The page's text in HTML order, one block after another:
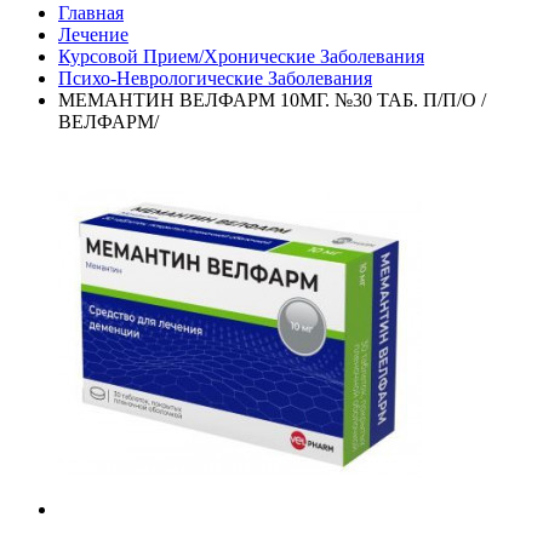
Главная
Лечение
Курсовой Прием/Хронические Заболевания
Психо-Неврологические Заболевания
МЕМАНТИН ВЕЛФАРМ 10МГ. №30 ТАБ. П/П/О /
ВЕЛФАРМ/